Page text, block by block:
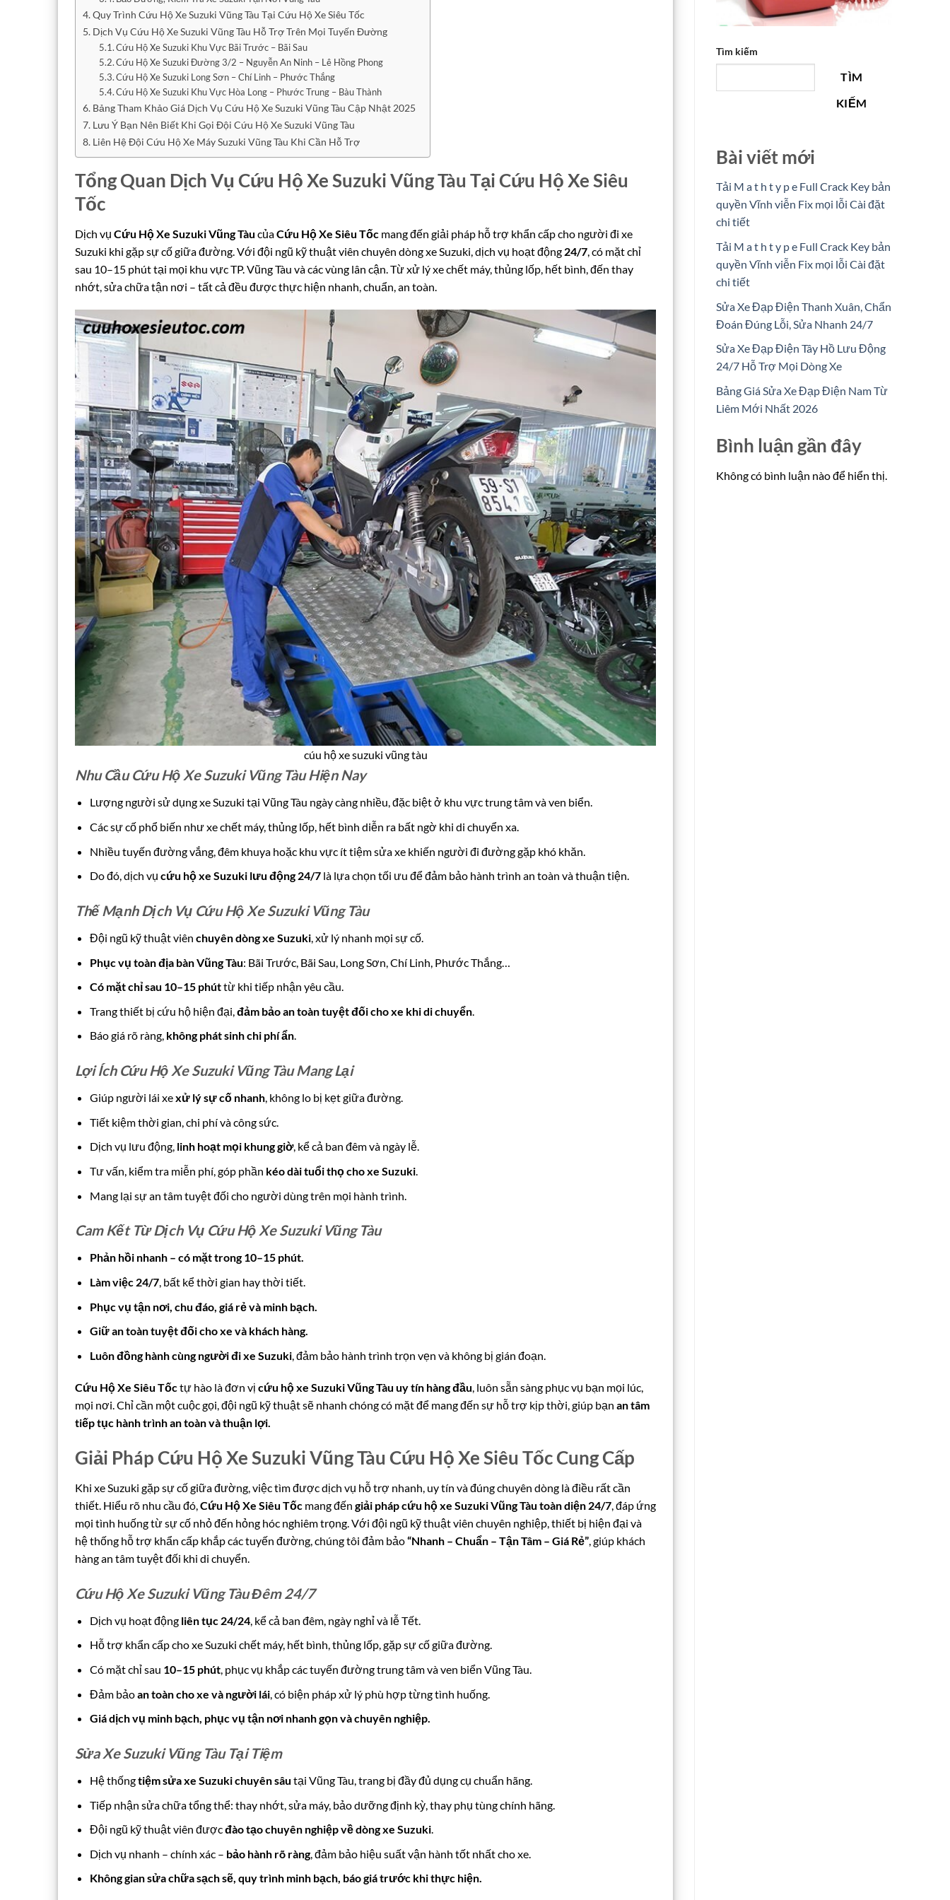
Quy Trình Cứu Hộ Xe Suzuki Vũng Tàu Tại Cứu Hộ Xe Siêu Tốc
Dịch Vụ Cứu Hộ Xe Suzuki Vũng Tàu Hỗ Trợ Trên Mọi Tuyến Đường
Cứu Hộ Xe Suzuki Khu Vực Bãi Trước – Bãi Sau
Cứu Hộ Xe Suzuki Đường 3/2 – Nguyễn An Ninh – Lê Hồng Phong
Cứu Hộ Xe Suzuki Long Sơn – Chí Linh – Phước Thắng
Cứu Hộ Xe Suzuki Khu Vực Hòa Long – Phước Trung – Bàu Thành
Bảng Tham Khảo Giá Dịch Vụ Cứu Hộ Xe Suzuki Vũng Tàu Cập Nhật 2025
Lưu Ý Bạn Nên Biết Khi Gọi Đội Cứu Hộ Xe Suzuki Vũng Tàu
Liên Hệ Đội Cứu Hộ Xe Máy Suzuki Vũng Tàu Khi Cần Hỗ Trợ
Tổng Quan Dịch Vụ Cứu Hộ Xe Suzuki Vũng Tàu Tại Cứu Hộ Xe Siêu
Tốc
Dịch vụ Cứu Hộ Xe Suzuki Vũng Tàu củaCứu Hộ Xe Siêu Tốc mang đến giải pháp hỗ trợ khẩn cấp cho người đi xe
Suzuki khi gặp sự cố giữa đường. Với đội ngũ kỹ thuật viên chuyên dòng xe Suzuki, dịch vụ hoạt động 24/7 , có mặt chỉ
sau 10–15 phút tại mọi khu vực TP. Vũng Tàu và các vùng lân cận. Từ xử lý xe chết máy, thủng lốp, hết bình, đến thay
nhớt, sửa chữa tận nơi – tất cả đều được thực hiện nhanh, chuẩn, an toàn.
cúu hộ xe suzuki vũng tàu
Nhu Cầu Cứu Hộ Xe Suzuki Vũng Tàu Hiện Nay
Lượng người sử dụng xe Suzuki tại Vũng Tàu ngày càng nhiều, đặc biệt ở khu vực trung tâm và ven biển.
Các sự cố phổ biến như xe chết máy, thủng lốp, hết bình diễn ra bất ngờ khi di chuyển xa.
Nhiều tuyến đường vắng, đêm khuya hoặc khu vực ít tiệm sửa xe khiến người đi đường gặp khó khăn.
Do đó, dịch vụ cứu hộ xe Suzuki lưu động 24/7là lựa chọn tối ưu để đảm bảo hành trình an toàn và thuận tiện.
Thế Mạnh Dịch Vụ Cứu Hộ Xe Suzuki Vũng Tàu
Đội ngũ kỹ thuật viên chuyên dòng xe Suzuki, xử lý nhanh mọi sự cố.
Phục vụ toàn địa bàn Vũng Tàu: Bãi Trước, Bãi Sau, Long Sơn, Chí Linh, Phước Thắng…
Có mặt chỉ sau 10–15 phúttừ khi tiếp nhận yêu cầu.
Trang thiết bị cứu hộ hiện đại, đảm bảo an toàn tuyệt đối cho xe khi di chuyển.
Báo giá rõ ràng, không phát sinh chi phí ẩn.
Lợi Ích Cứu Hộ Xe Suzuki Vũng Tàu Mang Lại
Giúp người lái xexử lý sự cố nhanh, không lo bị kẹt giữa đường.
Tiết kiệm thời gian, chi phí và công sức.
Dịch vụ lưu động, linh hoạt mọi khung giờ, kể cả ban đêm và ngày lễ.
Tư vấn, kiểm tra miễn phí, góp phần kéo dài tuổi thọ cho xe Suzuki.
Mang lại sự an tâm tuyệt đối cho người dùng trên mọi hành trình.
Cam Kết Từ Dịch Vụ Cứu Hộ Xe Suzuki Vũng Tàu
Phản hồi nhanh – có mặt trong 10–15 phút.
Làm việc 24/7, bất kể thời gian hay thời tiết.
Phục vụ tận nơi, chu đáo, giá rẻ và minh bạch.
Giữ an toàn tuyệt đối cho xe và khách hàng.
Luôn đồng hành cùng người đi xe Suzuki, đảm bảo hành trình trọn vẹn và không bị gián đoạn.
Cứu Hộ Xe Siêu Tốctự hào là đơn vị cứu hộ xe Suzuki Vũng Tàu uy tín hàng đầu, luôn sẵn sàng phục vụ bạn mọi lúc,
mọi nơi. Chỉ cần một cuộc gọi, đội ngũ kỹ thuật sẽ nhanh chóng có mặt để mang đến sự hỗ trợ kịp thời, giúp bạn an tâm
tiếp tục hành trình an toàn và thuận lợi.
Giải Pháp Cứu Hộ Xe Suzuki Vũng Tàu Cứu Hộ Xe Siêu Tốc Cung Cấp
Khi xe Suzuki gặp sự cố giữa đường, việc tìm được dịch vụ hỗ trợ nhanh, uy tín và đúng chuyên dòng là điều rất cần
thiết. Hiểu rõ nhu cầu đó,Cứu Hộ Xe Siêu Tốc mang đến giải pháp cứu hộ xe Suzuki Vũng Tàu toàn diện 24/7, đáp ứng
mọi tình huống từ sự cố nhỏ đến hỏng hóc nghiêm trọng. Với đội ngũ kỹ thuật viên chuyên nghiệp, thiết bị hiện đại và
hệ thống hỗ trợ khẩn cấp khắp các tuyến đường, chúng tôi đảm bảo“Nhanh – Chuẩn – Tận Tâm – Giá Rẻ”, giúp khách
hàng an tâm tuyệt đối khi di chuyển.
Cứu Hộ Xe Suzuki Vũng Tàu Đêm 24/7
Dịch vụ hoạt động liên tục 24/24, kể cả ban đêm, ngày nghỉ và lễ Tết.
Hỗ trợ khẩn cấp cho xe Suzuki chết máy, hết bình, thủng lốp, gặp sự cố giữa đường.
Có mặt chỉ sau 10–15 phút, phục vụ khắp các tuyến đường trung tâm và ven biển Vũng Tàu.
Đảm bảoan toàn cho xe và người lái, có biện pháp xử lý phù hợp từng tình huống.
Giá dịch vụ minh bạch, phục vụ tận nơi nhanh gọn và chuyên nghiệp.
Sửa Xe Suzuki Vũng Tàu Tại Tiệm
Hệ thốngtiệm sửa xe Suzuki chuyên sâu tại Vũng Tàu, trang bị đầy đủ dụng cụ chuẩn hãng.
Tiếp nhận sửa chữa tổng thể: thay nhớt, sửa máy, bảo dưỡng định kỳ, thay phụ tùng chính hãng.
Đội ngũ kỹ thuật viên đượcđào tạo chuyên nghiệp về dòng xe Suzuki.
Dịch vụ nhanh – chính xác – bảo hành rõ ràng, đảm bảo hiệu suất vận hành tốt nhất cho xe.
Không gian sửa chữa sạch sẽ, quy trình minh bạch, báo giá trước khi thực hiện.
Tìm kiếm
TÌM
KIẾM
Bài viết mới
Tải M a t h t y p e Full Crack Key bản
quyền Vĩnh viễn Fix mọi lỗi Cài đặt
chi tiết
Tải M a t h t y p e Full Crack Key bản
quyền Vĩnh viễn Fix mọi lỗi Cài đặt
chi tiết
Sửa Xe Đạp Điện Thanh Xuân, Chẩn
Đoán Đúng Lỗi, Sửa Nhanh 24/7
Sửa Xe Đạp Điện Tây Hồ Lưu Động
24/7 Hỗ Trợ Mọi Dòng Xe
Bảng Giá Sửa Xe Đạp Điện Nam Từ
Liêm Mới Nhất 2026
Bình luận gần đây
Không có bình luận nào để hiển thị.